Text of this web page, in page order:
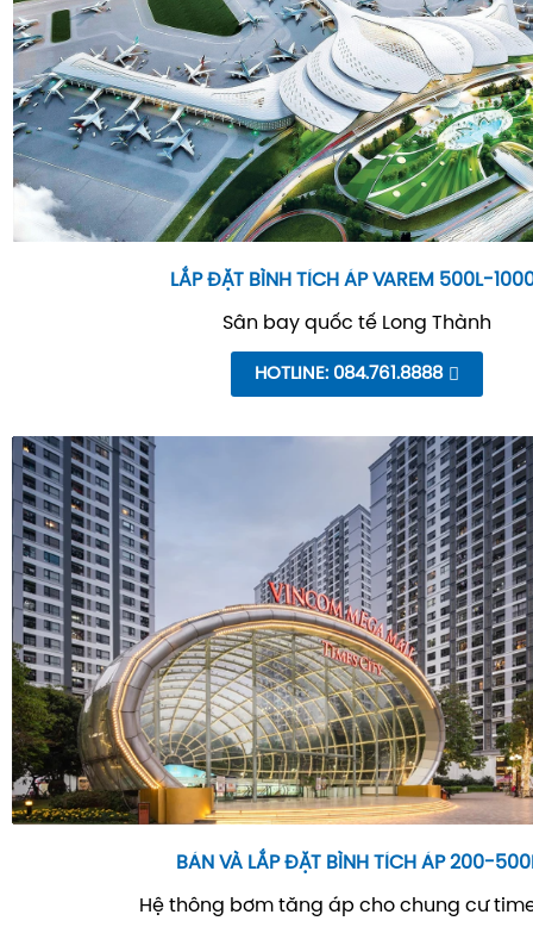
LẮP ĐẶT BÌNH TÍCH ÁP VAREM 500L-
Sân bay quốc tế Long Thành
HOTLINE: 084.761.8888
BÁN VÀ LẮP ĐẶT BÌNH TÍCH ÁP 200-
Hệ thông bơm tăng áp cho chung cư